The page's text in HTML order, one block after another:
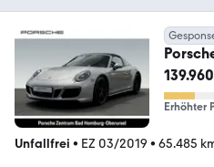
Erhöhter
Unfallfrei • EZ 03/2019 • 65.485